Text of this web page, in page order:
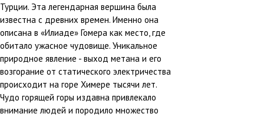
Турции. Эта легендарная вершина была
известна с древних времен. Именно она
описана в «Илиаде» Гомера как место, где
обитало ужасное чудовище. Уникальное
природное явление - выход метана и его
возгорание от статического электричества
происходит на горе Химере тысячи лет.
Чудо горящей горы издавна привлекало
внимание людей и породило множество